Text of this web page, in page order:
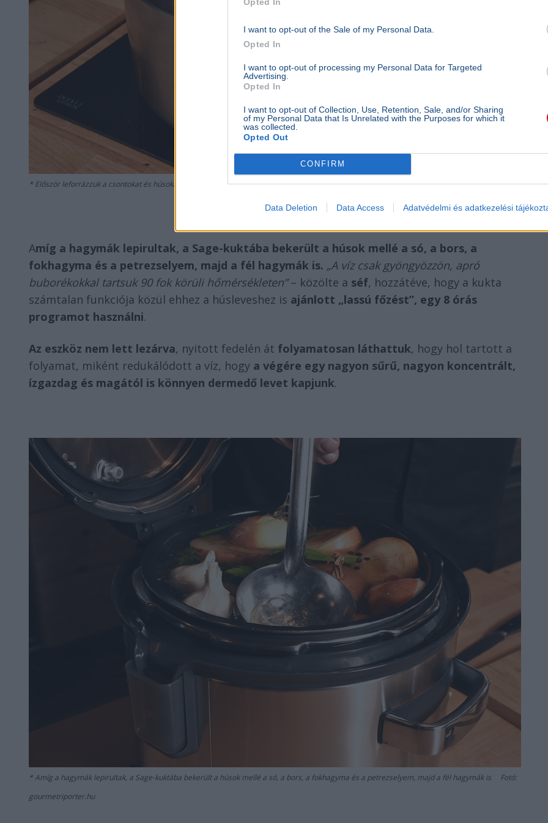
I want to opt-out of the Sale of my Personal Data.
Opted In
I want to opt-out of processing my Personal Data for Targeted
Advertising.
Opted In
I want to opt-out of Collection, Use, Retention, Sale, and/or Sharing
of my Personal Data that Is Unrelated with the Purposes for which it
was collected.
Opted Out
CONFIRM
Data Deletion Data Access Adatvédelmi és adatkezelési
Először leforrázzuk a csontokat és húsokat, mert ha ez elmarad, akkor előfordulhat, hogy zavarossá válik tőle a lé Fotó: gourmetriporter.hu
Amíg a hagymák lepirultak, a Sage-kuktába bekerült a húsok mellé a só, a bors, a
fokhagyma és a petrezselyem, majd a fél hagymák is. „A víz csak gyöngyözzön, apró
buborékokkal tartsuk 90 fok körüli hőmérsékleten”– közölte a séf, hozzátéve, hogy a kukta
számtalan funkciója közül ehhez a húsleveshez is ajánlott „lassú főzést”, egy 8 órás
programot használni.
Az eszköz nem lett lezárva, nyitott fedelén át folyamatosan láthattuk, hogy hol tartott a
folyamat, miként redukálódott a víz, hogy a végére egy nagyon sűrű, nagyon koncentrált,
ízgazdag és magától is könnyen dermedő levet kapjunk.
Amíg a hagymák lepirultak, a Sage-kuktába bekerült a húsok mellé a só, a bors, a fokhagyma és a petrezselyem, majd a fél hagymák is Fotó:
gourmetriporter.hu